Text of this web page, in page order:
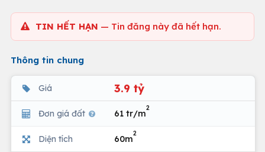
TIN HẾT HẠN — Tin đăng này đã hết hạn.
Thông tin chung
Giá 3.9 tỷ
Đơn giá đất 61 tr/m
2
Diện tích 60m
2